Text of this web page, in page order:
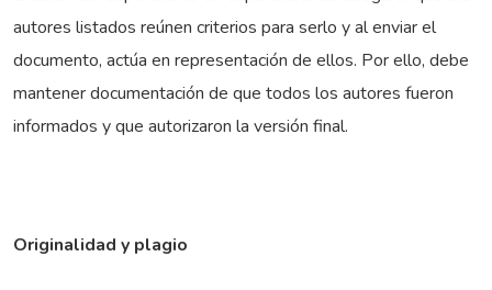
autores listados reúnen criterios para serlo y al enviar el
documento, actúa en representación de ellos. Por ello, debe
mantener documentación de que todos los autores fueron
informados y que autorizaron la versión final.
Originalidad y plagio